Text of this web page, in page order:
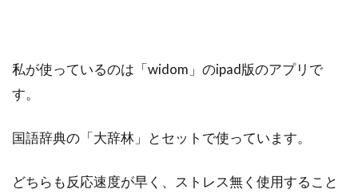
私が使っているのは「widom」のipad版のアプリで
す。
国語辞典の「大辞林」とセットで使っています。
どちらも反応速度が早く、ストレス無く使用すること